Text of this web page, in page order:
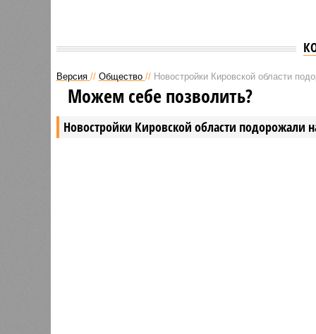
Версия // Общество // Новостройки Кировской области
Новостройки Кировской области подорожали
Можем себе позволить?